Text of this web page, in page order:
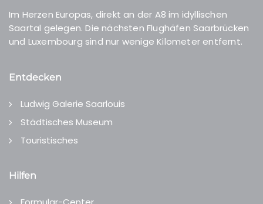
Im Herzen Europas, direkt an der A8 im idyllischen
Saartal gelegen. Die nächsten Flughäfen Saarbrücken
und Luxembourg sind nur wenige Kilometer entfernt.
Entdecken
Ludwig Galerie Saarlouis
Städtisches Museum
Touristisches
Hilfen